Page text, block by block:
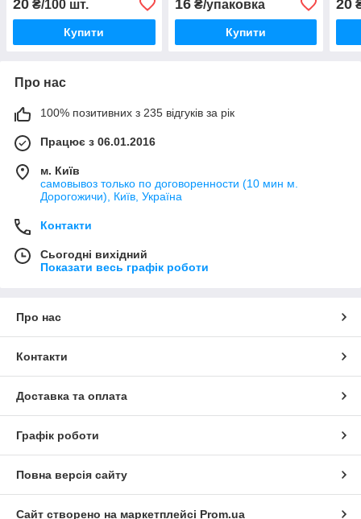
20 ₴/100 шт.
Купити
16₴/упаковка
Купити
20
Про нас
100% позитивних з 235 відгуків за рік
Працює з 06.01.2016
м. Київ
самовывоз только по договоренности (10 мин м.
Дорогожичи), Київ, Україна
Контакти
Сьогодні вихідний
Показати весь графік роботи
Про нас
Контакти
Доставка та оплата
Графік роботи
Повна версія сайту
Сайт створено на маркетплейсі Prom.ua